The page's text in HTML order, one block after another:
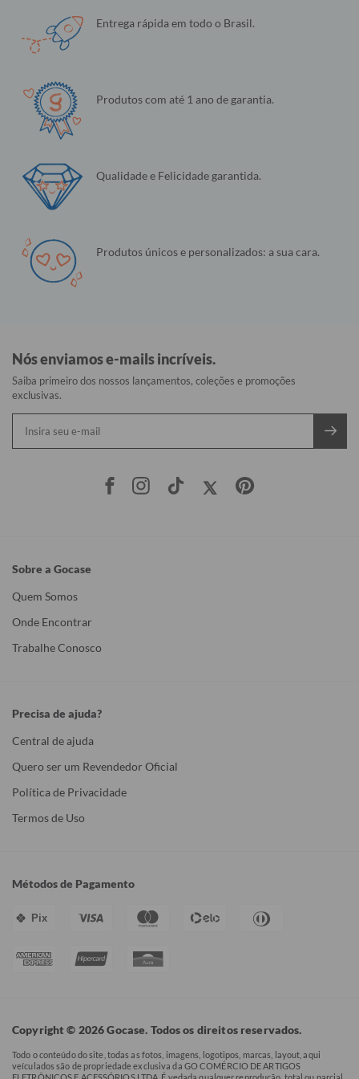
Entrega rápida em todo o Brasil.
Produtos com até 1 ano de garantia.
Qualidade e Felicidade garantida.
Produtos únicos e personalizados: a sua cara.
Nós enviamos e-mails incríveis.
Saiba primeiro dos nossos lançamentos, coleções e promoções
exclusivas.
Sobre a Gocase
Quem Somos
Onde Encontrar
Trabalhe Conosco
Precisa de ajuda?
Central de ajuda
Quero ser um Revendedor Oficial
Política de Privacidade
Termos de Uso
Métodos de Pagamento
Pix
Copyright © 2026 Gocase. Todos os direitos reservados.
Todo o conteúdo do site, todas as fotos, imagens, logotipos, marcas, layout, aqui
veículados são de propriedade exclusiva da GO COMÉRCIO DE ARTIGOS